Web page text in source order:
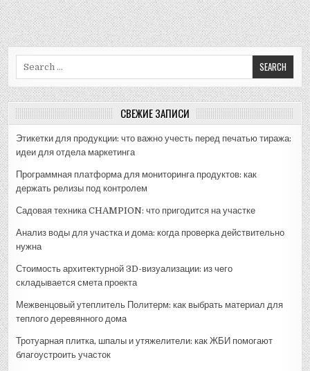
СВЕЖИЕ ЗАПИСИ
Этикетки для продукции: что важно учесть перед печатью тиража:
идеи для отдела маркетинга
Программная платформа для мониторинга продуктов: как
держать релизы под контролем
Садовая техника CHAMPION: что пригодится на участке
Анализ воды для участка и дома: когда проверка действительно
нужна
Стоимость архитектурной 3D-визуализации: из чего
складывается смета проекта
Межвенцовый утеплитель Политерм: как выбрать материал для
теплого деревянного дома
Тротуарная плитка, шпалы и утяжелители: как ЖБИ помогают
благоустроить участок